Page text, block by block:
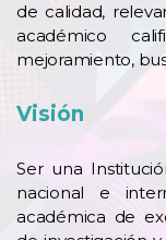
de calidad,
académico
mejoramiento,
Visión
Ser una
nacional e
académica de